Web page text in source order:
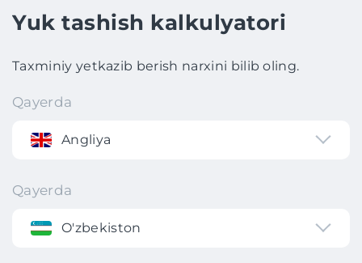
Yuk tashish kalkulyatori
Taxminiy yetkazib berish narxini bilib oling.
Qayerda
Angliya
Qayerda
O'zbekiston